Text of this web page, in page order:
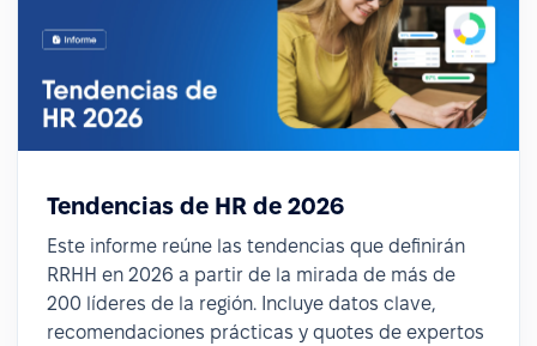
Tendencias de HR de 2026
Este informe reúne las tendencias que definirán
RRHH en 2026 a partir de la mirada de más de
200 líderes de la región. Incluye datos clave,
recomendaciones prácticas y quotes de expertos